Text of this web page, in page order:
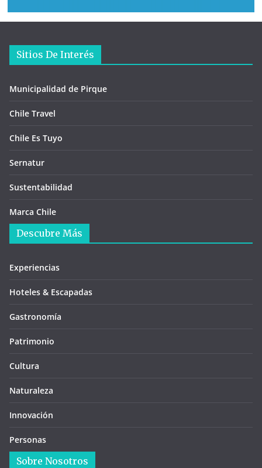
Sitios De Interés
Municipalidad de Pirque
Chile Travel
Chile Es Tuyo
Sernatur
Sustentabilidad
Marca Chile
Descubre Más
Experiencias
Hoteles & Escapadas
Gastronomía
Patrimonio
Cultura
Naturaleza
Innovación
Personas
Sobre Nosotros